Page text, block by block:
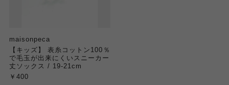
maisonpeca
【キッズ】 表糸コットン100％
で毛玉が出来にくいスニーカー
丈ソックス / 19-21cm
￥400